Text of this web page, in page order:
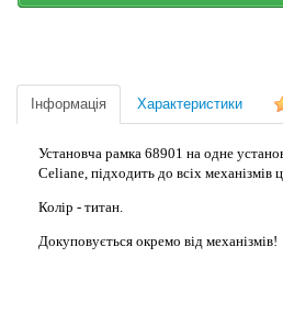
Інформація Характеристики
Установча рамка 68901 на одне
Celiane, підходить до всіх механізмів
Колір - титан.
Докуповується окремо від механізмів!